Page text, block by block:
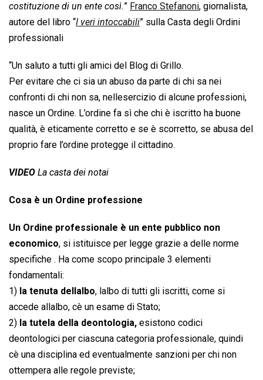
costituzione di un ente così.” Franco Stefanoni, giornalista,
autore del libro “I veri intoccabili” sulla Casta degli Ordini
professionali
“Un saluto a tutti gli amici del Blog di Grillo.
Per evitare che ci sia un abuso da parte di chi sa nei
confronti di chi non sa, nellesercizio di alcune professioni,
nasce un Ordine. L’ordine fa sì che chi è iscritto ha buone
qualità, è eticamente corretto e se è scorretto, se abusa del
proprio fare l’ordine protegge il cittadino.
VIDEO La casta dei notai
Cosa è un Ordine professione
Un Ordine professionale è un ente pubblico non
economico, si istituisce per legge grazie a delle norme
specifiche . Ha come scopo principale 3 elementi
fondamentali:
1) la tenuta dellalbo, lalbo di tutti gli iscritti, come si
accede allalbo, cè un esame di Stato;
2) la tutela della deontologia, esistono codici
deontologici per ciascuna categoria professionale, quindi
cè una disciplina ed eventualmente sanzioni per chi non
ottempera alle regole previste;